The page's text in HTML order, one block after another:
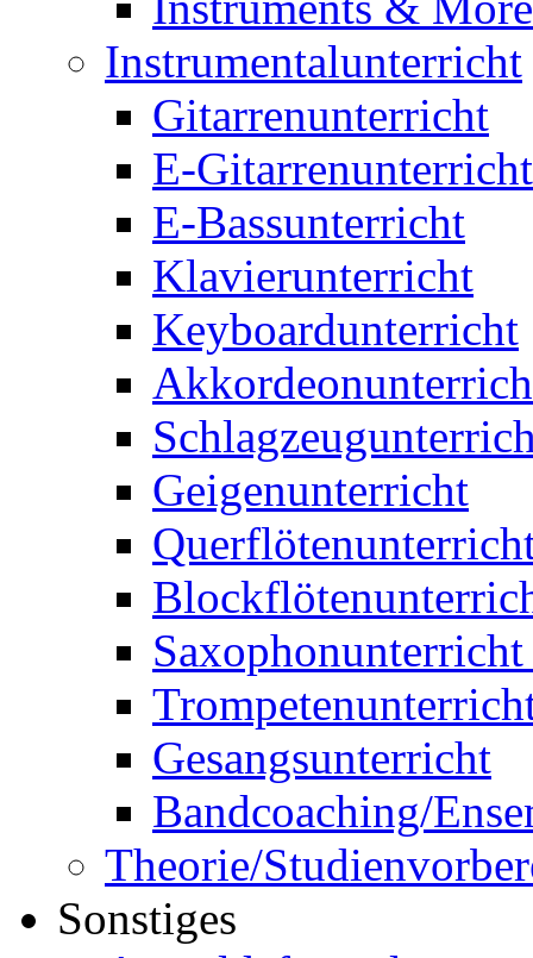
Instrumentalunterricht
Gitarrenunterricht
E-Gitarrenunterricht
E-Bassunterricht
Klavierunterricht
Keyboardunterricht
Geigenunterricht
Gesangsunterricht
Bandcoaching/
Theorie/
Sonstiges